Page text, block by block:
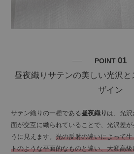
POINT 01
昼夜織りサテンの美しい光沢
ザイン
サテン織りの一種である昼夜織り は、光
面が交互に織られていることで、光沢差
うに見えます。光の反射の違いによって
トのような平面的なものと違い、大変高